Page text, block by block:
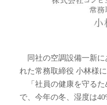
同社の空調設備一新に
れた常務取締役 小林様
「社員の健康を守るた
で、今年の冬、湿度は